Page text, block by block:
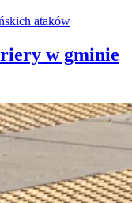
w gminie